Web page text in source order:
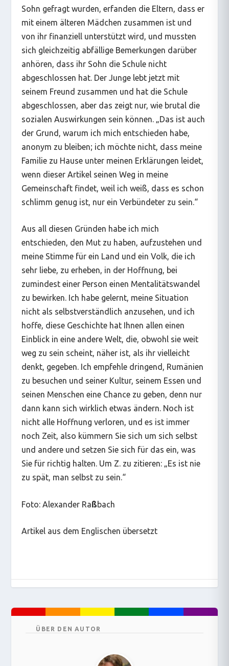
Sohn gefragt wurden, erfanden die Eltern, dass er
mit einem älteren Mädchen zusammen ist und
von ihr finanziell unterstützt wird, und mussten
sich gleichzeitig abfällige Bemerkungen darüber
anhören, dass ihr Sohn die Schule nicht
abgeschlossen hat. Der Junge lebt jetzt mit
seinem Freund zusammen und hat die Schule
abgeschlossen, aber das zeigt nur, wie brutal die
sozialen Auswirkungen sein können. „Das ist auch
der Grund, warum ich mich entschieden habe,
anonym zu bleiben; ich möchte nicht, dass meine
Familie zu Hause unter meinen Erklärungen leidet,
wenn dieser Artikel seinen Weg in meine
Gemeinschaft findet, weil ich weiß, dass es schon
schlimm genug ist, nur ein Verbündeter zu sein.“
Aus all diesen Gründen habe ich mich
entschieden, den Mut zu haben, aufzustehen und
meine Stimme für ein Land und ein Volk, die ich
sehr liebe, zu erheben, in der Hoffnung, bei
zumindest einer Person einen Mentalitätswandel
zu bewirken. Ich habe gelernt, meine Situation
nicht als selbstverständlich anzusehen, und ich
hoffe, diese Geschichte hat Ihnen allen einen
Einblick in eine andere Welt, die, obwohl sie weit
weg zu sein scheint, näher ist, als ihr vielleicht
denkt, gegeben. Ich empfehle dringend, Rumänien
zu besuchen und seiner Kultur, seinem Essen und
seinen Menschen eine Chance zu geben, denn nur
dann kann sich wirklich etwas ändern. Noch ist
nicht alle Hoffnung verloren, und es ist immer
noch Zeit, also kümmern Sie sich um sich selbst
und andere und setzen Sie sich für das ein, was
Sie für richtig halten. Um Z. zu zitieren: „Es ist nie
zu spät, man selbst zu sein.“
Foto: Alexander Raßbach
Artikel aus dem Englischen übersetzt
ÜBER DEN AUTOR